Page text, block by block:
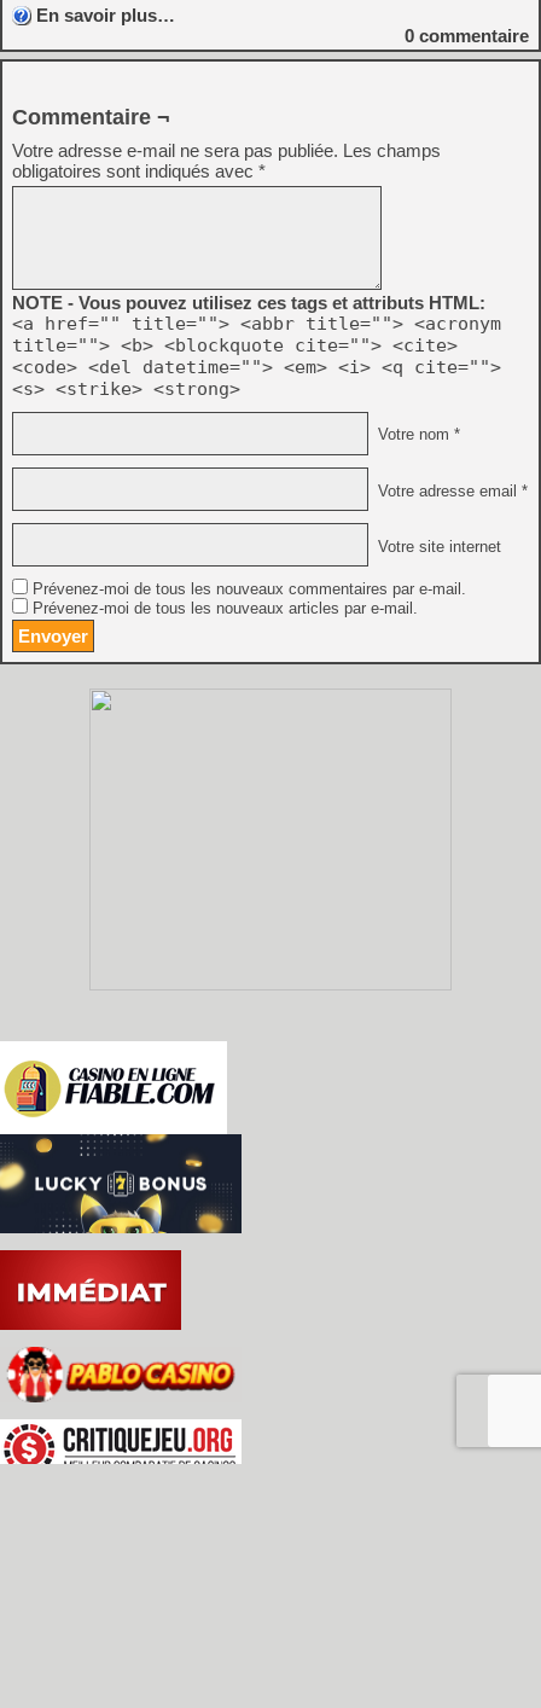
En savoir plus…
0 commentaire
Commentaire ¬
Votre adresse e-mail ne sera pas publiée. Les champs
obligatoires sont indiqués avec *
NOTE - Vous pouvez utilisez ces tags et attributs HTML:
<a href="" title=""> <abbr title=""> <acronym
title=""> <b> <blockquote cite=""> <cite>
<code> <del datetime=""> <em> <i> <q cite="">
<s> <strike> <strong>
Votre nom *
Votre adresse email *
Votre site internet
Prévenez-moi de tous les nouveaux commentaires par e-mail.
Prévenez-moi de tous les nouveaux articles par e-mail.